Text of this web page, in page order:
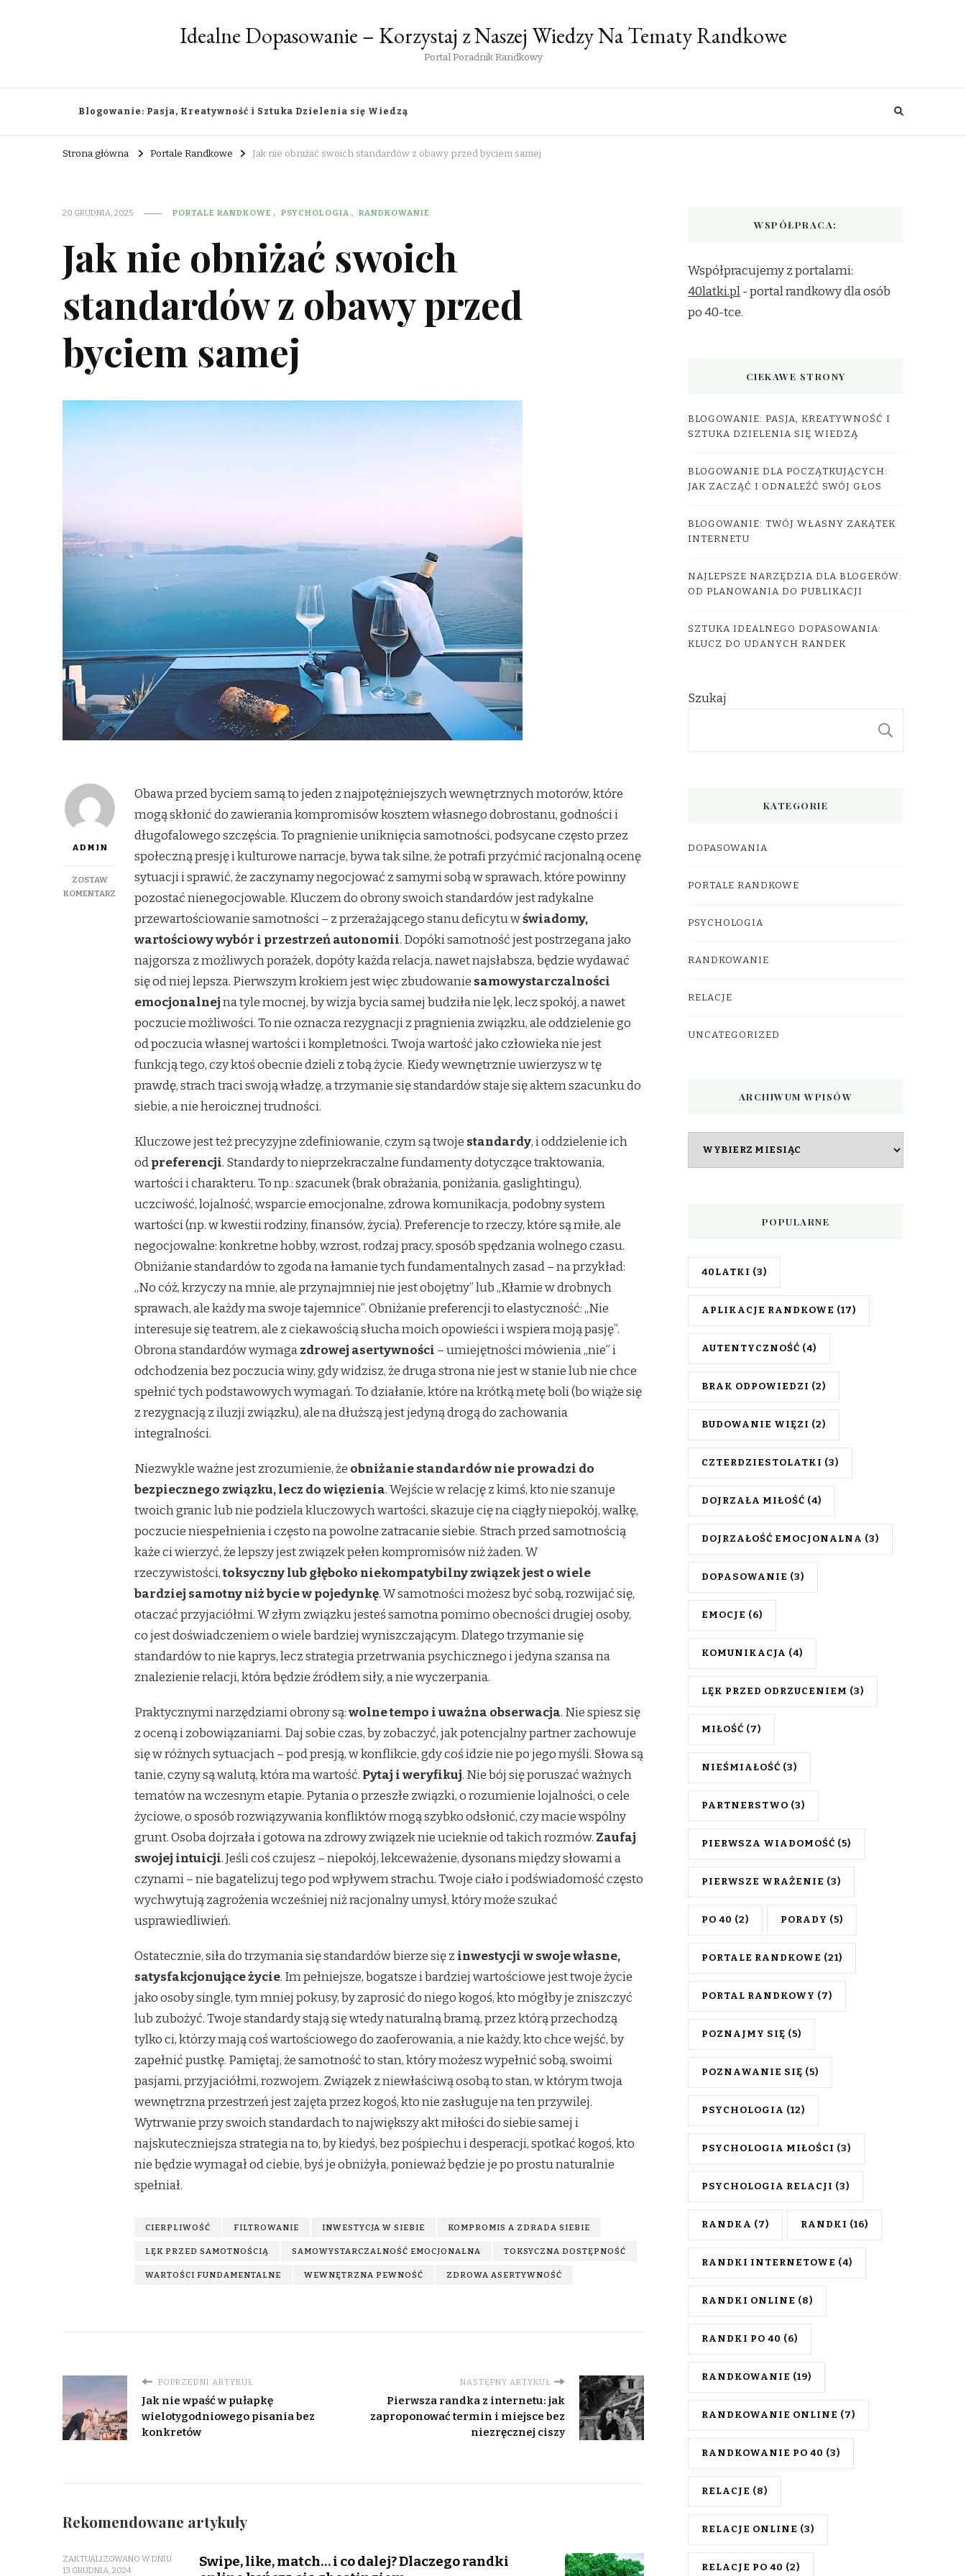
Idealne Dopasowanie – Korzystaj z Naszej Wiedzy Na Tematy Randkowe
Portal Poradnik Randkowy
Blogowanie: Pasja, Kreatywność i Sztuka Dzielenia się Wiedzą
Strona główna Portale Randkowe Jak nie obniżać swoich standardów z obawy przed byciem samej
20 GRUDNIA, 2025 PORTALE RANDKOWE PSYCHOLOGIA RANDKOWANIE
Jak nie obniżać swoich
standardów z obawy przed
byciem samej
ADMIN
ZOSTAW
KOMENTARZ
STANDARDÓW
OBAWY
PRZED
SAMEJ
Obawa przed byciem samą to jeden z najpotężniejszych wewnętrznych motorów, które
mogą skłonić do zawierania kompromisów kosztem własnego dobrostanu, godności i
długofalowego szczęścia. To pragnienie uniknięcia samotności, podsycane często przez
społeczną presję i kulturowe narracje, bywa tak silne, że potrafi przyćmić racjonalną ocenę
sytuacji i sprawić, że zaczynamy negocjować z samymi sobą w sprawach, które powinny
pozostać nienegocjowable. Kluczem do obrony swoich standardów jest radykalne
przewartościowanie samotności – z przerażającego stanu deficytu wświadomy,
wartościowy wybór i przestrzeń autonomii. Dopóki samotność jest postrzegana jako
najgorsza z możliwych porażek, dopóty każda relacja, nawet najsłabsza, będzie wydawać
się od niej lepsza. Pierwszym krokiem jest więc zbudowanie samowystarczalności
emocjonalnejna tyle mocnej, by wizja bycia samej budziła nie lęk, lecz spokój, a nawet
poczucie możliwości. To nie oznacza rezygnacji z pragnienia związku, ale oddzielenie go
od poczucia własnej wartości i kompletności. Twoja wartość jako człowieka nie jest
funkcją tego, czy ktoś obecnie dzieli z tobą życie. Kiedy wewnętrznie uwierzysz w tę
prawdę, strach traci swoją władzę, a trzymanie się standardów staje się aktem szacunku do
siebie, a nie heroicznej trudności.
Kluczowe jest też precyzyjne zdefiniowanie, czym są twoje standardy, i oddzielenie ich
odpreferencji. Standardy to nieprzekraczalne fundamenty dotyczące traktowania,
wartości i charakteru. To np.: szacunek (brak obrażania, poniżania, gaslightingu),
uczciwość, lojalność, wsparcie emocjonalne, zdrowa komunikacja, podobny system
wartości (np. w kwestii rodziny, finansów, życia). Preferencje to rzeczy, które są miłe, ale
negocjowalne: konkretne hobby, wzrost, rodzaj pracy, sposób spędzania wolnego czasu.
Obniżanie standardów to zgoda na łamanie tych fundamentalnych zasad – na przykład:
„No cóż, krzyczy na mnie, ale przynajmniej nie jest obojętny” lub „Kłamie w drobnych
sprawach, ale każdy ma swoje tajemnice”. Obniżanie preferencji to elastyczność: „Nie
interesuje się teatrem, ale z ciekawością słucha moich opowieści i wspiera moją pasję”.
Obrona standardów wymagazdrowej asertywności – umiejętności mówienia „nie” i
odchodzenia bez poczucia winy, gdy widzisz, że druga strona nie jest w stanie lub nie chce
spełnić tych podstawowych wymagań. To działanie, które na krótką metę boli (bo wiąże się
z rezygnacją z iluzji związku), ale na dłuższą jest jedyną drogą do zachowania
integralności.
Niezwykle ważne jest zrozumienie, że obniżanie standardów nie prowadzi do
bezpiecznego związku, lecz do więzienia. Wejście w relację z kimś, kto nie szanuje
twoich granic lub nie podziela kluczowych wartości, skazuje cię na ciągły niepokój, walkę,
poczucie niespełnienia i często na powolne zatracanie siebie. Strach przed samotnością
każe ci wierzyć, że lepszy jest związek pełen kompromisów niż żaden. W
rzeczywistości,toksyczny lub głęboko niekompatybilny związek jest o wiele
bardziej samotny niż bycie w pojedynkę. W samotności możesz być sobą, rozwijać się,
otaczać przyjaciółmi. W złym związku jesteś samotna pomimo obecności drugiej osoby,
co jest doświadczeniem o wiele bardziej wyniszczającym. Dlatego trzymanie się
standardów to nie kaprys, lecz strategia przetrwania psychicznego i jedyna szansa na
znalezienie relacji, która będzie źródłem siły, a nie wyczerpania.
Praktycznymi narzędziami obrony są:wolne tempo i uważna obserwacja. Nie spiesz się
z oceną i zobowiązaniami. Daj sobie czas, by zobaczyć, jak potencjalny partner zachowuje
się w różnych sytuacjach – pod presją, w konflikcie, gdy coś idzie nie po jego myśli. Słowa są
tanie, czyny są walutą, która ma wartość. Pytaj i weryfikuj. Nie bój się poruszać ważnych
tematów na wczesnym etapie. Pytania o przeszłe związki, o rozumienie lojalności, o cele
życiowe, o sposób rozwiązywania konfliktów mogą szybko odsłonić, czy macie wspólny
grunt. Osoba dojrzała i gotowa na zdrowy związek nie ucieknie od takich rozmów. Zaufaj
swojej intuicji. Jeśli coś czujesz – niepokój, lekceważenie, dysonans między słowami a
czynami – nie bagatelizuj tego pod wpływem strachu. Twoje ciało i podświadomość często
wychwytują zagrożenia wcześniej niż racjonalny umysł, który może szukać
usprawiedliwień.
Ostatecznie, siła do trzymania się standardów bierze się z inwestycji w swoje własne,
satysfakcjonujące życie. Im pełniejsze, bogatsze i bardziej wartościowe jest twoje życie
jako osoby single, tym mniej pokusy, by zaprosić do niego kogoś, kto mógłby je zniszczyć
lub zubożyć. Twoje standardy stają się wtedy naturalną bramą, przez którą przechodzą
tylko ci, którzy mają coś wartościowego do zaoferowania, a nie każdy, kto chce wejść, by
zapełnić pustkę. Pamiętaj, że samotność to stan, który możesz wypełnić sobą, swoimi
pasjami, przyjaciółmi, rozwojem. Związek z niewłaściwą osobą to stan, w którym twoja
wewnętrzna przestrzeń jest zajęta przez kogoś, kto nie zasługuje na ten przywilej.
Wytrwanie przy swoich standardach to największy akt miłości do siebie samej i
najskuteczniejsza strategia na to, by kiedyś, bez pośpiechu i desperacji, spotkać kogoś, kto
nie będzie wymagał od ciebie, byś je obniżyła, ponieważ będzie je po prostu naturalnie
spełniał.
CIERPLIWOŚĆ FILTROWANIE INWESTYCJA W SIEBIE KOMPROMIS A ZDRADA SIEBIE
LĘK PRZED SAMOTNOŚCIĄ SAMOWYSTARCZALNOŚĆ EMOCJONALNA TOKSYCZNA DOSTĘPNOŚĆ
WARTOŚCI FUNDAMENTALNE WEWNĘTRZNA PEWNOŚĆ ZDROWA ASERTYWNOŚĆ
POPRZEDNI ARTYKUŁ
Jak nie wpaść w pułapkę
wielotygodniowego pisania bez
konkretów
NASTĘPNY ARTYKUŁ
Pierwsza randka z internetu: jak
zaproponować termin i miejsce bez
niezręcznej ciszy
Rekomendowane artykuły
ZAKTUALIZOWANO W DNIU
13 GRUDNIA, 2024
Swipe, like, match… i co dalej? Dlaczego randki
WSPÓŁPRACA:
Współpracujemy z portalami:
40latki.pl- portal randkowy dla osób
po 40-tce.
CIEKAWE STRONY
BLOGOWANIE: PASJA, KREATYWNOŚĆ I
SZTUKA DZIELENIA SIĘ WIEDZĄ
BLOGOWANIE DLA POCZĄTKUJĄCYCH:
JAK ZACZĄĆ I ODNALEŹĆ SWÓJ GŁOS
BLOGOWANIE: TWÓJ WŁASNY ZAKĄTEK
INTERNETU
NAJLEPSZE NARZĘDZIA DLA BLOGERÓW:
OD PLANOWANIA DO PUBLIKACJI
SZTUKA IDEALNEGO DOPASOWANIA:
KLUCZ DO UDANYCH RANDEK
Szukaj
KATEGORIE
DOPASOWANIA
PORTALE RANDKOWE
PSYCHOLOGIA
RANDKOWANIE
RELACJE
UNCATEGORIZED
ARCHIWUM WPISÓW
POPULARNE
40LATKI (3)
APLIKACJE RANDKOWE (17)
AUTENTYCZNOŚĆ (4)
BRAK ODPOWIEDZI (2)
BUDOWANIE WIĘZI (2)
CZTERDZIESTOLATKI (3)
DOJRZAŁA MIŁOŚĆ (4)
DOJRZAŁOŚĆ EMOCJONALNA (3)
DOPASOWANIE (3)
EMOCJE (6)
KOMUNIKACJA (4)
LĘK PRZED ODRZUCENIEM (3)
MIŁOŚĆ (7)
NIEŚMIAŁOŚĆ (3)
PARTNERSTWO (3)
PIERWSZA WIADOMOŚĆ (5)
PIERWSZE WRAŻENIE (3)
PO 40 (2) PORADY (5)
PORTALE RANDKOWE (21)
PORTAL RANDKOWY (7)
POZNAJMY SIĘ (5)
POZNAWANIE SIĘ (5)
PSYCHOLOGIA (12)
PSYCHOLOGIA MIŁOŚCI (3)
PSYCHOLOGIA RELACJI (3)
RANDKA (7) RANDKI (16)
RANDKI INTERNETOWE (4)
RANDKI ONLINE (8)
RANDKI PO 40 (6)
RANDKOWANIE (19)
RANDKOWANIE ONLINE (7)
RANDKOWANIE PO 40 (3)
RELACJE (8)
RELACJE ONLINE (3)
RELACJE PO 40 (2)